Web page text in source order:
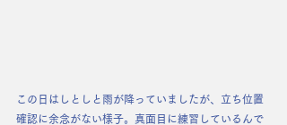
この日はしとしと雨が降っていましたが、立ち位置
確認に余念がない様子。真面目に練習しているんで